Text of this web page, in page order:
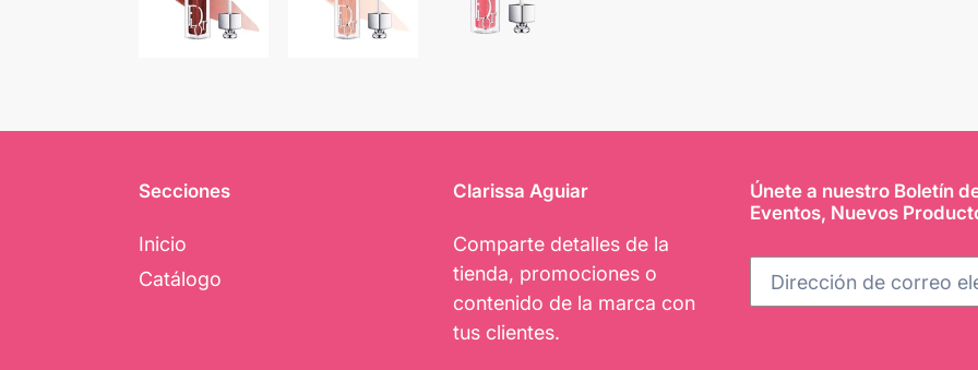
Secciones
Inicio
Catálogo
Clarissa Aguiar
Comparte detalles de la
tienda, promociones o
contenido de la marca con
tus clientes.
Únete a nuestro Boletín
Eventos, Nuevos